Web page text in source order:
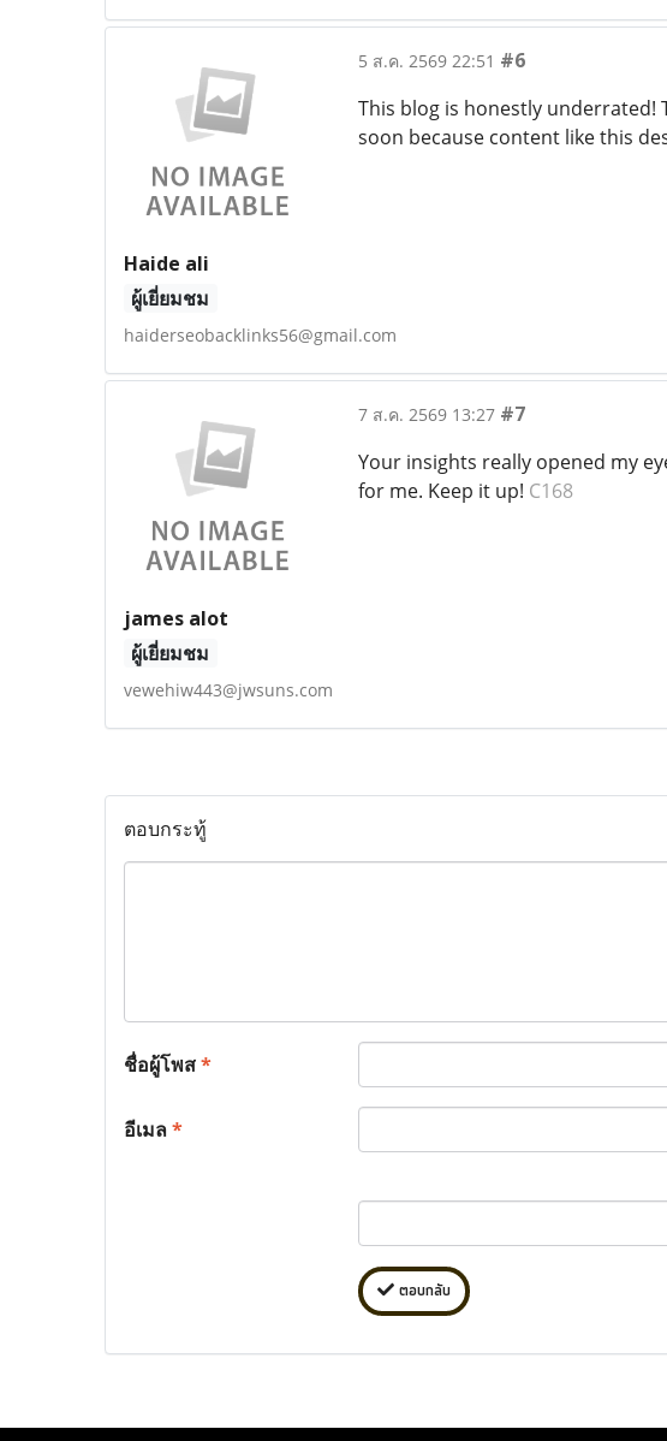
Haide ali
ผู้เยี่ยมชม
haiderseobacklinks56@gmail.com
5 ส.ค. 2569 22:51 #6
This blog is honestly underrated!
soon because content like this
james alot
ผู้เยี่ยมชม
vewehiw443@jwsuns.com
7 ส.ค. 2569 13:27 #7
Your insights really opened my
for me. Keep it up! C168
ตอบกระทู้
ชื่อผู้โพส*
อีเมล*
ตอบกลับ